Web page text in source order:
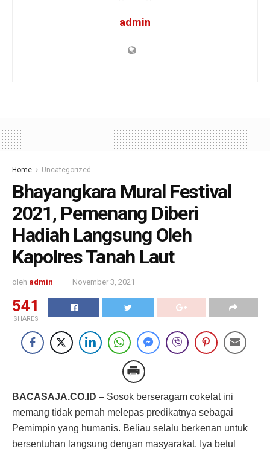
admin
Home Uncategorized
Bhayangkara Mural Festival
2021, Pemenang Diberi
Hadiah Langsung Oleh
Kapolres Tanah Laut
oleh admin November 3, 2021
541
SHARES
BACASAJA.CO.ID – Sosok berseragam cokelat ini
memang tidak pernah melepas predikatnya sebagai
Pemimpin yang humanis. Beliau selalu berkenan untuk
bersentuhan langsung dengan masyarakat. Iya betul